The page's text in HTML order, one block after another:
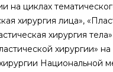
циклах
хирургия лица»,
хирургия
хирургии»
Национальной